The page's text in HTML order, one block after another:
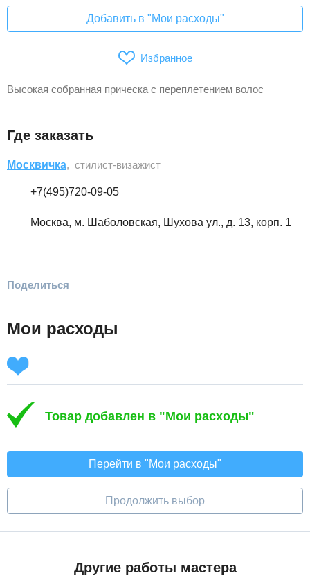
Добавить в "Мои расходы"
Избранное
Высокая собранная прическа с переплетением волос
Где заказать
Москвичка, стилист-визажист
+7(495)720-09-05
Москва, м. Шаболовская, Шухова ул., д. 13, корп. 1
Поделиться
Мои расходы
Товар добавлен в "Мои расходы"
Перейти в "Мои расходы"
Продолжить выбор
Другие работы мастера